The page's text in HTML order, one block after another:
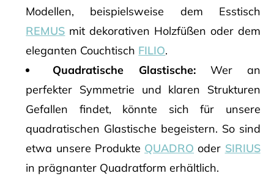
Modellen, beispielsweise dem Esstisch
REMUS mit dekorativen Holzfüßen oder dem
eleganten Couchtisch FILIO.
Quadratische Glastische:Wer an
perfekter Symmetrie und klaren Strukturen
Gefallen findet, könnte sich für unsere
quadratischen Glastische begeistern. So sind
etwa unsere Produkte QUADRO oder SIRIUS
in prägnanter Quadratform erhältlich.